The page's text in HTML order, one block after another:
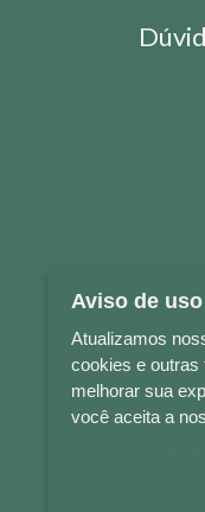
LETRAS
Aviso de
Atualizamos
cookies e outras
melhorar sua
você aceita a